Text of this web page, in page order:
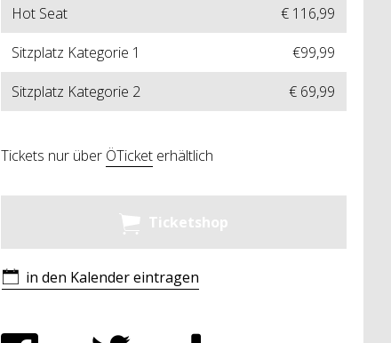
Hot Seat
€ 116,99
Sitzplatz Kategorie 1
€99,99
Sitzplatz Kategorie 2
€ 69,99
Tickets nur über ÖTicketerhältlich
Ticketshop
in den Kalender eintragen